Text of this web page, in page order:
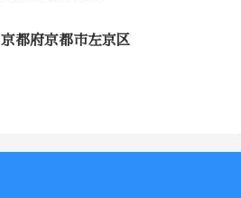
京都府京都市左京区